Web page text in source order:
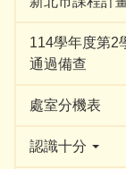
114學年度第2
通過備查
處室分機表
認識十分